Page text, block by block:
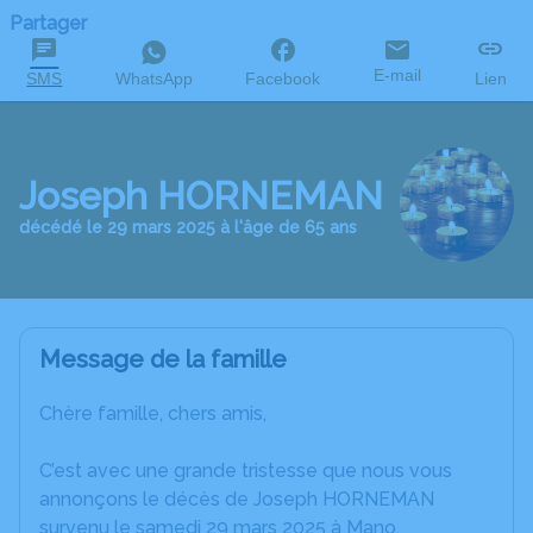
Partager
SMS WhatsApp Facebook E-mail Lien
Joseph HORNEMAN
décédé le 29 mars 2025 à l'âge de 65 ans
Message de la famille
Chère famille, chers amis,
C’est avec une grande tristesse que nous vous
annonçons le décès de Joseph HORNEMAN
survenu le samedi 29 mars 2025 à Mano.